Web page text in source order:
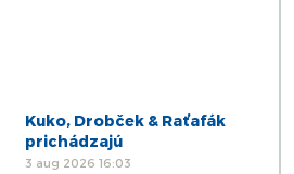
Kuko, Drobček & Raťafák
prichádzajú
3 aug 2026 16:03